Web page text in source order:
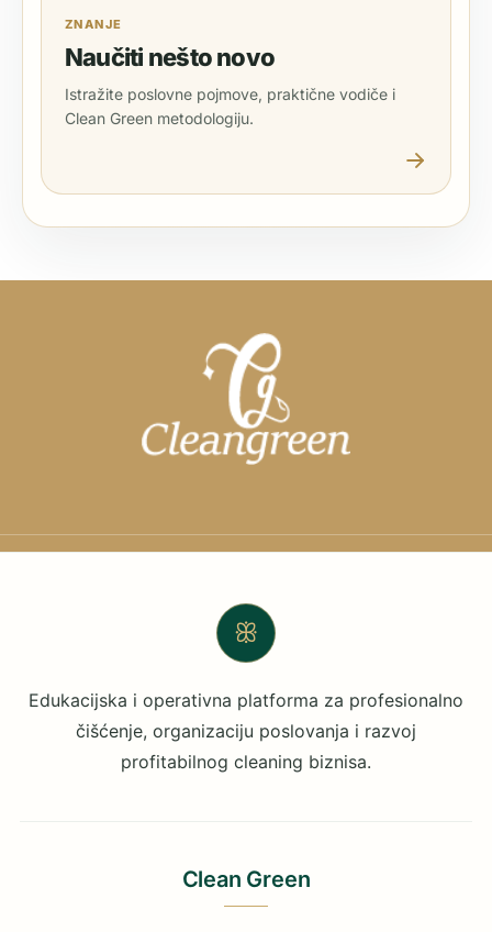
ZNANJE
Naučiti nešto novo
Istražite poslovne pojmove, praktične vodiče i
Clean Green metodologiju.
ꕥ
Edukacijska i operativna platforma za profesionalno
čišćenje, organizaciju poslovanja i razvoj
profitabilnog cleaning biznisa.
Clean Green